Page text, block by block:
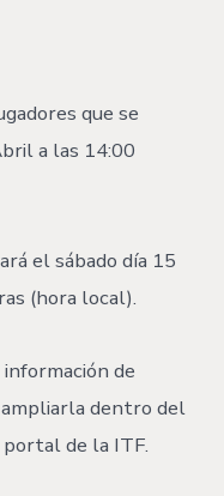
que se
a las 14:00
el sábado día 15
(hora local).
de
dentro del
de la ITF.